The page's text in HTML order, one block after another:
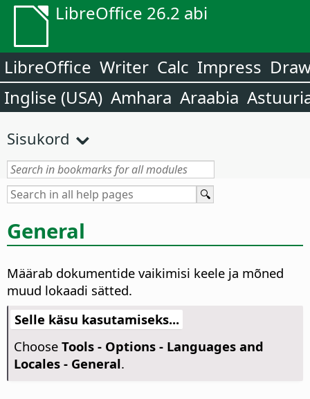
LibreOffice 26.2 abi
LibreOffice Writer Calc Impress
Inglise (USA) Amhara Araabia
Sisukord
General
Määrab dokumentide vaikimisi keele ja mõned
muud lokaadi sätted.
Selle käsu kasutamiseks...
Choose Tools - Options- Languages and
Locales - General.